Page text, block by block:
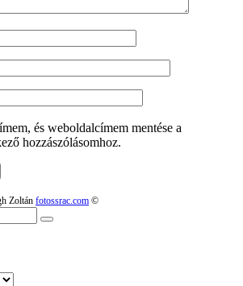
és weboldalcímem mentése a
hozzászólásomhoz.
Zoltán fotossrac.com ©
Keresés